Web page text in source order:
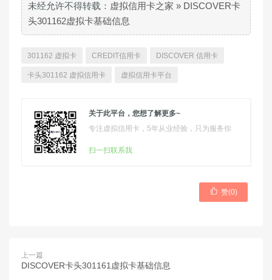
未经允许不得转载： 虚拟信用卡之家 » DISCOVER卡
头301162虚拟卡基础信息
301162 虚拟卡 CREDIT信用卡 DISCOVER 信用卡
卡头301162 虚拟信用卡 虚拟信用卡平台
关于此平台，您想了解更多~
专注虚拟信用卡，5年从业经验，只为服务你
扫一扫联系我
 赞(0)
上一篇
DISCOVER卡头301161虚拟卡基础信息